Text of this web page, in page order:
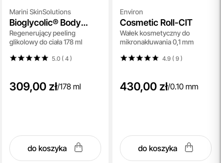
Marini SkinSolutions
Bioglycolic® Body
Scrub
Regenerujący peeling
glikolowy do ciała 178 ml
5.0 ( 4)
309,00 zł/178 ml
do koszyka
Environ
Cosmetic Roll-CIT
Wałek kosmetyczny do
mikronakłuwania 0,1 mm
4.9 ( 9)
430,00 zł/0.10 mm
do koszyka